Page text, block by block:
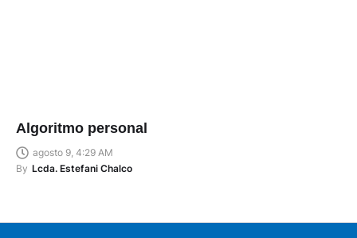
Algoritmo personal
agosto 9, 4:29 AM
By Lcda. Estefani Chalco